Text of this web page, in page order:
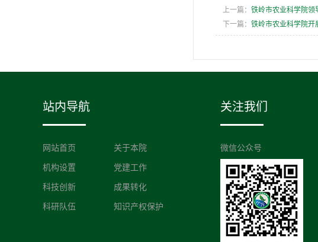
上一篇：铁岭市农业科学院领
下一篇：铁岭市农业科学院开
站内导航
网站首页 关于本院
机构设置 党建工作
科技创新 成果转化
科研队伍 知识产权保护
关注我们
微信公众号